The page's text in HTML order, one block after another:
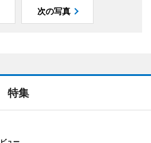
次の写真
特集